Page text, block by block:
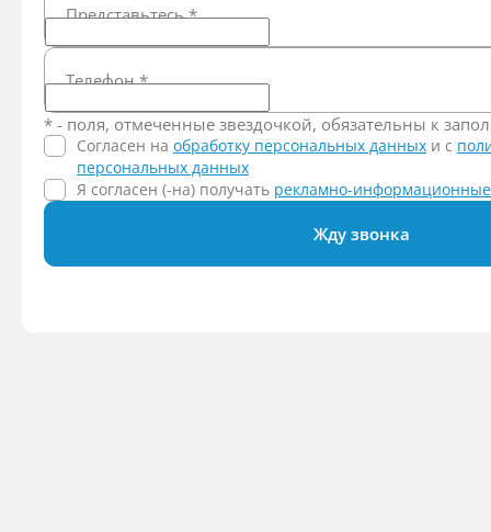
Представьтесь*
Телефон*
* - поля, отмеченные звездочкой, обязательны к
Согласен на обработку персональных данных и c
персональных данных
Я согласен (-на) получать рекламно-
Жду звонка